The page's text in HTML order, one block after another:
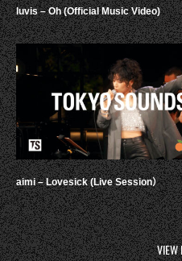
luvis – Oh (Official Music Video)
aimi – Lovesick (Live Session）
VIEW